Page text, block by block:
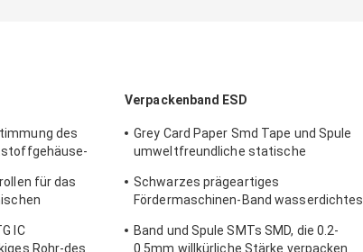
des
für das
IC
Rohr-des
Verpackenband ESD
Grey Card Paper Smd Tape und Spule
umweltfreundliche statische
Schwarzes prägeartiges
Fördermaschinen-Band wasserdichtes
Art
Band und Spule SMTs SMD, die 0.2-
0.5mm willkürliche Stärke verpacken